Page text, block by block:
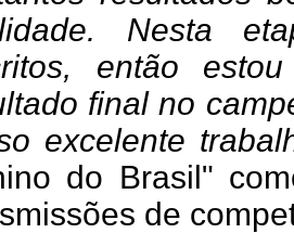
Nesta
então
final no
excelente
do Brasil"
de